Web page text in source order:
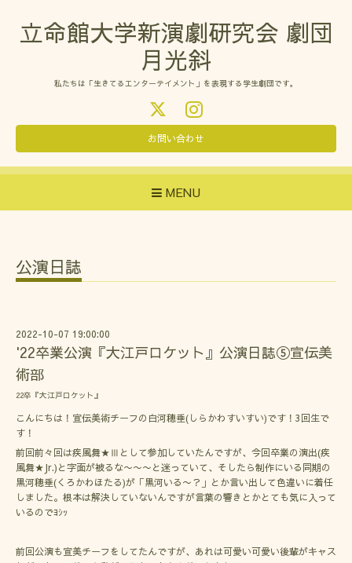
立命館大学新演劇研究会 劇団
月光斜
私たちは「生きてるエンターテイメント」を表現する学生劇団です。
お問い合わせ
MENU
公演日誌
2022-10-07 19:00:00
'22卒業公演『大江戸ロケット』公演日誌⑤宣伝美
術部
22卒『大江戸ロケット』
こんにちは！宣伝美術チーフの白河穂垂(しらかわすいすい)です！3回生で
す！
前回前々回は疾風舞★Ⅲとして参加していたんですが、今回卒業の演出(疾
風舞★Jr.)と字面が被るな〜〜〜と迷っていて、そしたら制作にいる同期の
黒河穂垂(くろかわほたる)が「黒河いる〜？」とか言い出して色違いに着任
しました。根本は解決していないんですが言葉の響きとかとても気に入って
いるのでﾖｼｯ
前回公演も宣美チーフをしてたんですが、あれは可愛い可愛い後輩がキャス